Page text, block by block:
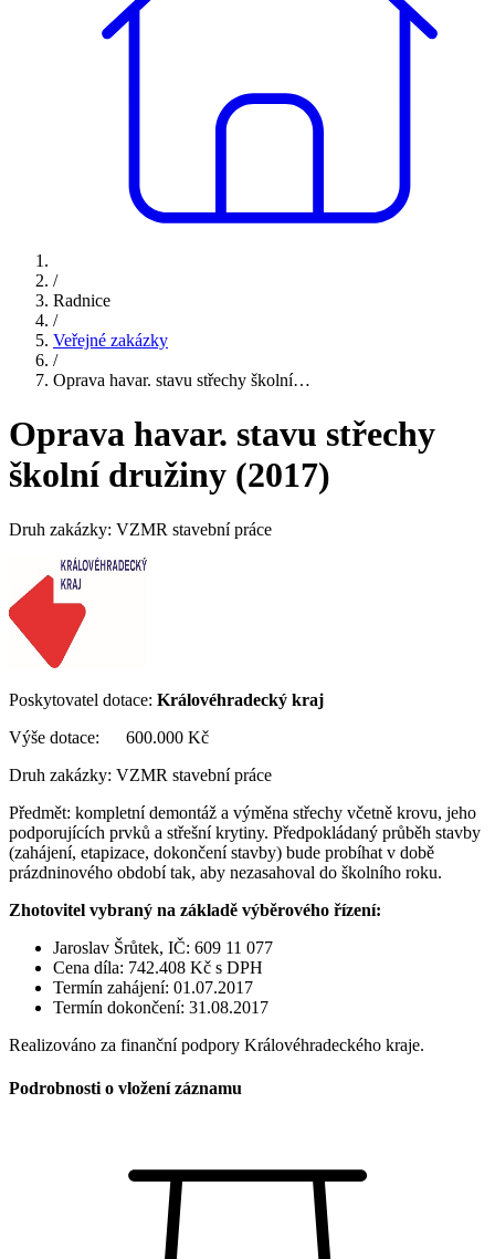
/
Radnice
/
Veřejné zakázky
/
Oprava havar. stavu střechy školní…
Oprava havar. stavu střechy
školní družiny (2017)
Druh zakázky: VZMR stavební práce
Poskytovatel dotace: Královéhradecký kraj
Výše dotace: 600.000 Kč
Druh zakázky: VZMR stavební práce
Předmět: kompletní demontáž a výměna střechy včetně krovu, jeho
podporujících prvků a střešní krytiny. Předpokládaný průběh stavby
(zahájení, etapizace, dokončení stavby) bude probíhat v době
prázdninového období tak, aby nezasahoval do školního roku.
Zhotovitel vybraný na základě výběrového řízení:
Jaroslav Šrůtek, IČ: 609 11 077
Cena díla: 742.408 Kč s DPH
Termín zahájení: 01.07.2017
Termín dokončení: 31.08.2017
Realizováno za finanční podpory Královéhradeckého kraje.
Podrobnosti o vložení záznamu